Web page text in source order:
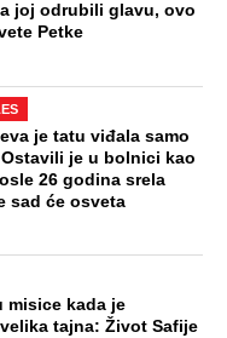
joj odrubili glavu, ovo
Petke
je tatu viđala samo
je u bolnici kao
26 godina srela
sad će osveta
misice kada je
tajna: Život Safije